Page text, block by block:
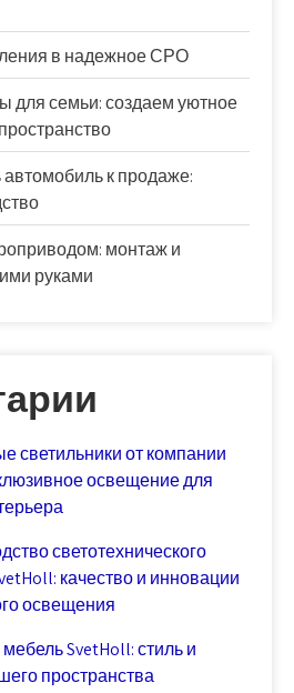
в надежное СРО
для семьи: создаем уютное
автомобиль к продаже:
монтаж и
руками
светильники от компании
освещение для
светотехнического
качество и инновации
освещения
SvetHoll: стиль и
пространства